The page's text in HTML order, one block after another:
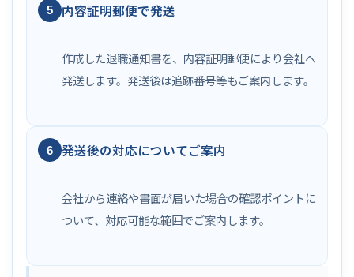
5 内容証明郵便で発送
作成した退職通知書を、内容証明郵便により会社へ
発送します。発送後は追跡番号等もご案内します。
6 発送後の対応についてご案内
会社から連絡や書面が届いた場合の確認ポイントに
ついて、対応可能な範囲でご案内します。